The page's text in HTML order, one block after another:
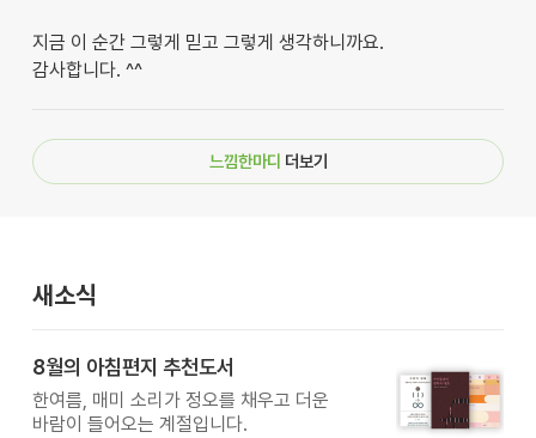
지금 이 순간 그렇게 믿고 그렇게 생각하니까요.
감사합니다. ^^
느낌한마디 더보기
새소식
8월의 아침편지 추천도서
한여름, 매미 소리가 정오를 채우고 더운
바람이 들어오는 계절입니다.